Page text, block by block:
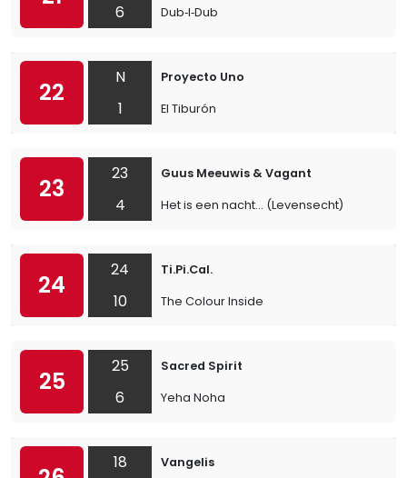
6 Dub‐I‐Dub
22
N
1
Proyecto Uno
El Tiburón
23
23
4
Guus Meeuwis & Vagant
Het is een nacht... (Levensecht)
24
24
10
Ti.Pi.Cal.
The Colour Inside
25
25
6
Sacred Spirit
Yeha Noha
18
Vangelis